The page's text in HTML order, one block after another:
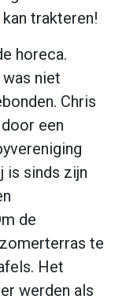
trakteren!
horeca.
was niet
Chris
een
is sinds zijn
de
te
Het
werden als